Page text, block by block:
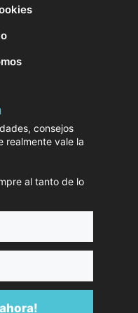
consejos
realmente vale la
al tanto de lo